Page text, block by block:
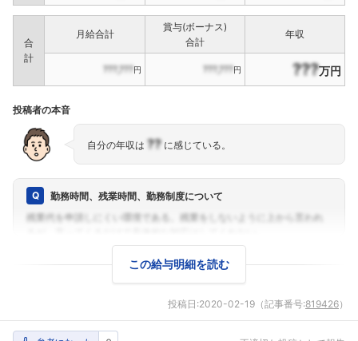
フォローしました
合
計
月給合計
賞与(ボーナス)
合計
年収
???,???円 ???,???円 ???万円
投稿者の本音
自分の年収は ??に感じている。
勤務時間、残業時間、勤務制度について
この給与明細を読む
投稿日:2020-02-19 （記事番号:819426）